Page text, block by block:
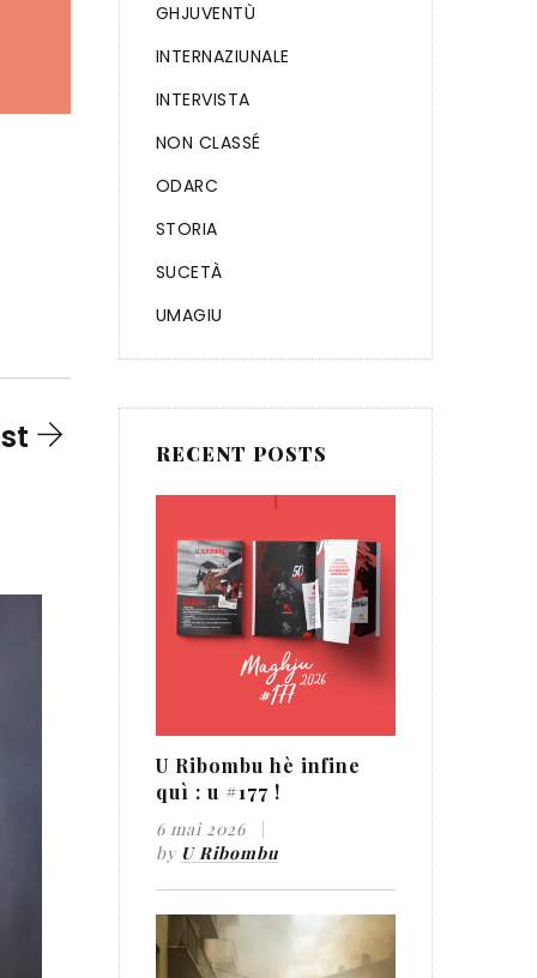
GHJUVENTÙ
INTERNAZIUNALE
INTERVISTA
NON CLASSÉ
ODARC
STORIA
SUCETÀ
UMAGIU
RECENT POSTS
U Ribombu hè infine
quì : u #177 !
6 mai 2026
by U Ribombu